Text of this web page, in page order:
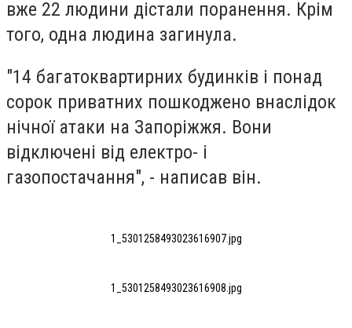
вже 22 людини дістали поранення. Крім
того, одна людина загинула.
"14 багатоквартирних будинків і понад
сорок приватних пошкоджено внаслідок
нічної атаки на Запоріжжя. Вони
відключені від електро- і
газопостачання", - написав він.
1_5301258493023616907.jpg
1_5301258493023616908.jpg